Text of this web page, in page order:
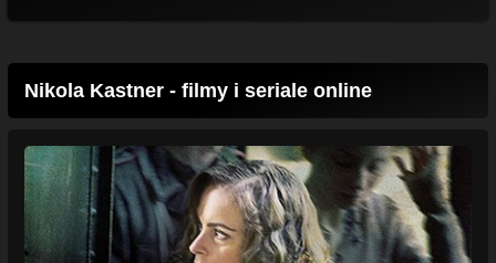
Nikola Kastner - filmy i seriale online